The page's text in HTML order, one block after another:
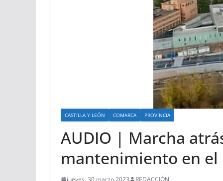
CASTILLA Y LEÓN COMARCA PROVINCIA
AUDIO | Marcha
mantenimiento en
jueves, 30 marzo 2023 REDACCIÓN